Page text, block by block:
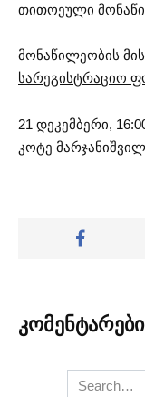
თითოეული
მონაწილეობის
სარეგისტრაციო
21 დეკემბერი,
კოტე
კომენტარები
Search